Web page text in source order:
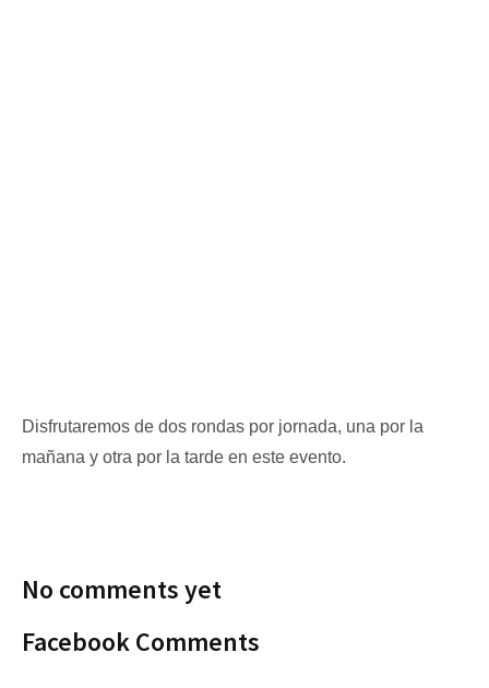
Disfrutaremos de dos rondas por jornada, una por la
mañana y otra por la tarde en este evento.
No comments yet
Facebook Comments